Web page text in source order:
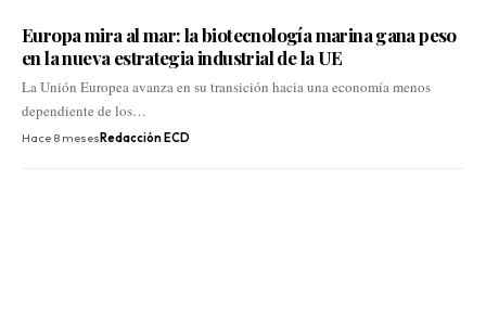
Europa mira al mar: la biotecnología marina gana peso
en la nueva estrategia industrial de la UE
La Unión Europea avanza en su transición hacia una economía menos
dependiente de los…
Hace 8 meses Redacción ECD